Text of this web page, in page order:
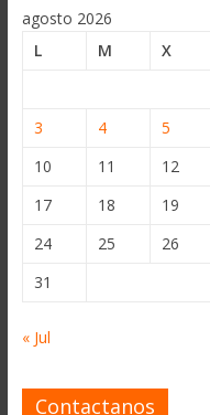
agosto 2026
L
M X
3
4 5
10
11 12
17
18 19
24
25 26
31
« Jul
Contactanos